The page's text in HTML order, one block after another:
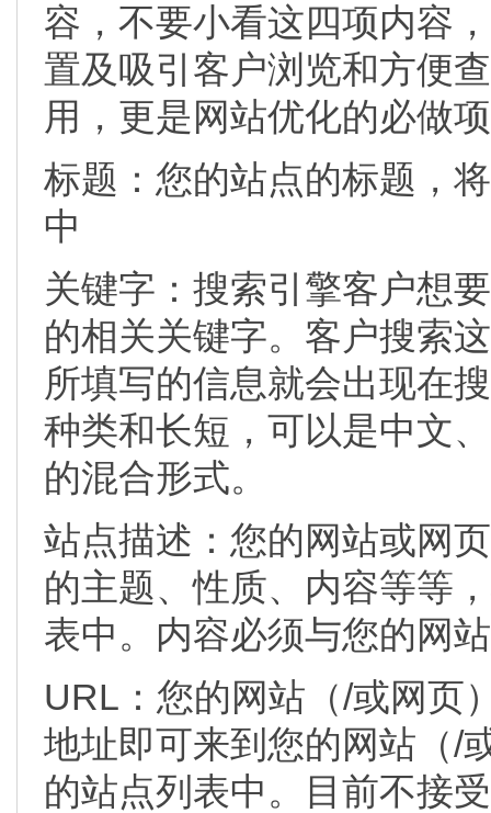
容，不要小看这四项内容
置及吸引客户浏览和方便
用，更是网站优化的必做
标题：您的站点的标题，
中
关键字：搜索引擎客户想
的相关关键字。客户搜索
所填写的信息就会出现在
种类和长短，可以是中文
的混合形式。
站点描述：您的网站或网
的主题、性质、内容等等
表中。内容必须与您的网
URL：您的网站（/或网页
地址即可来到您的网站（/
的站点列表中。目前不接